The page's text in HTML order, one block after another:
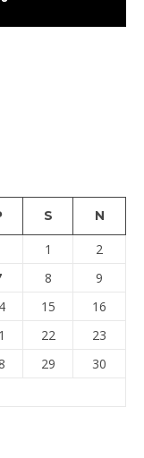
S N
1
2
8
9
15
16
22
23
29
30